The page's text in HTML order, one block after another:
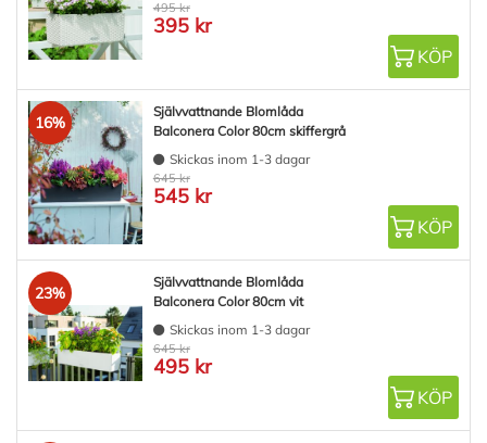
495 kr
395 kr
KÖP
16%
Självvattnande Blomlåda
Balconera Color 80cm skiffergrå
Skickas inom 1-3 dagar
645 kr
545 kr
KÖP
23%
Självvattnande Blomlåda
Balconera Color 80cm vit
Skickas inom 1-3 dagar
645 kr
495 kr
KÖP